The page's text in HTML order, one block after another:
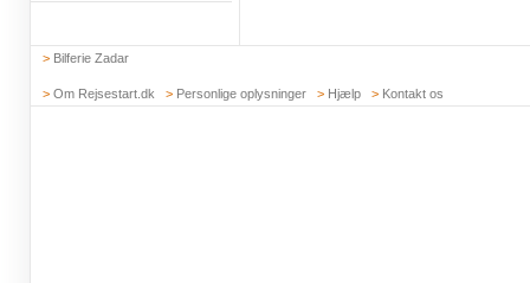
> Bilferie Zadar
> Om Rejsestart.dk > Personlige oplysninger > Hjælp > Kontakt os